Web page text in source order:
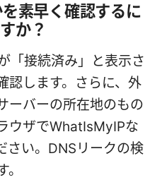
素早く確認するに
か？
「接続済み」と表示さ
認します。さらに、外
ーバーの所在地のもの
ウザでWhatIsMyIPな
さい。DNSリークの検